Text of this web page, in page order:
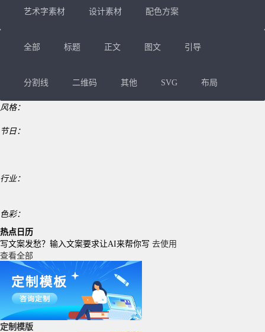
艺术字素材 设计素材 配色方案
全部 标题 正文 图文 引导
分割线 二维码 其他 SVG 布局
风格：
节日：
行业：
色彩：
热点日历
写文案发愁？输入文案要求让AI来帮你写 去使用
查看全部
定制模版